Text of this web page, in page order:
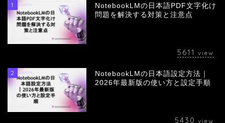
1
NotebookLMの日本語PDF文字化け
問題を解決する対策と注意点
5611 view
2
NotebookLMの日本語設定方法｜
2026年最新版の使い方と設定手順
5430 view
会社概要